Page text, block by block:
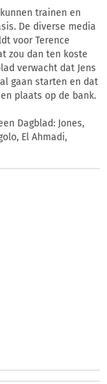
trainen en
De diverse media
voor Terence
zou dan ten koste
verwacht dat Jens
gaan starten en dat
plaats op de bank.
Dagblad: Jones,
El Ahmadi,